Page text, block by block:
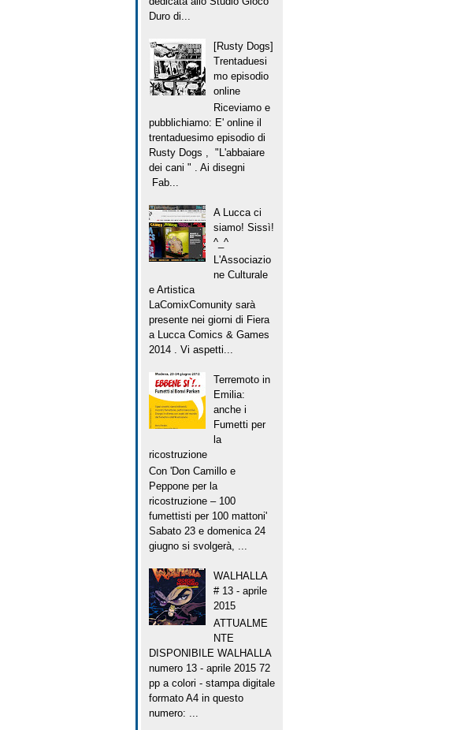
Duro di...
[Rusty Dogs]
Trentaduesi
mo episodio
online
Riceviamo e
pubblichiamo: E' online il
trentaduesimo episodio di
Rusty Dogs , "L'abbaiare
dei cani " . Ai disegni
Fab...
A Lucca ci
siamo! Sissì!
^_^
L'Associazio
ne Culturale
e Artistica
LaComixComunity sarà
presente nei giorni di Fiera
a Lucca Comics & Games
2014 . Vi aspetti...
Terremoto in
Emilia:
anche i
Fumetti per
la
ricostruzione
Con 'Don Camillo e
Peppone per la
ricostruzione – 100
fumettisti per 100 mattoni'
Sabato 23 e domenica 24
giugno si svolgerà, ...
WALHALLA
# 13 - aprile
2015
ATTUALME
NTE
DISPONIBILE WALHALLA
numero 13 - aprile 2015 72
pp a colori - stampa digitale
formato A4 in questo
numero: ...